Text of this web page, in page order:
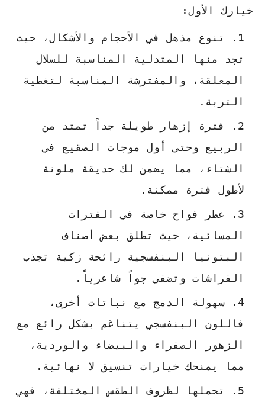
خيارك الأول:
تنوع مذهل في الأحجام والأشكال، حيث
تجد منها المتدلية المناسبة للسلال
المعلقة، والمفترشة المناسبة لتغطية
التربة.
فترة إزهار طويلة جداً تمتد من
الربيع وحتى أول موجات الصقيع في
الشتاء، مما يضمن لك حديقة ملونة
لأطول فترة ممكنة.
عطر فواح خاصة في الفترات
المسائية، حيث تطلق بعض أصناف
البتونيا البنفسجية رائحة زكية تجذب
الفراشات وتضفي جواً شاعرياً.
سهولة الدمج مع نباتات أخرى،
فاللون البنفسجي يتناغم بشكل رائع مع
الزهور الصفراء والبيضاء والوردية،
مما يمنحك خيارات تنسيق لا نهائية.
تحملها لظروف الطقس المختلفة، فهي